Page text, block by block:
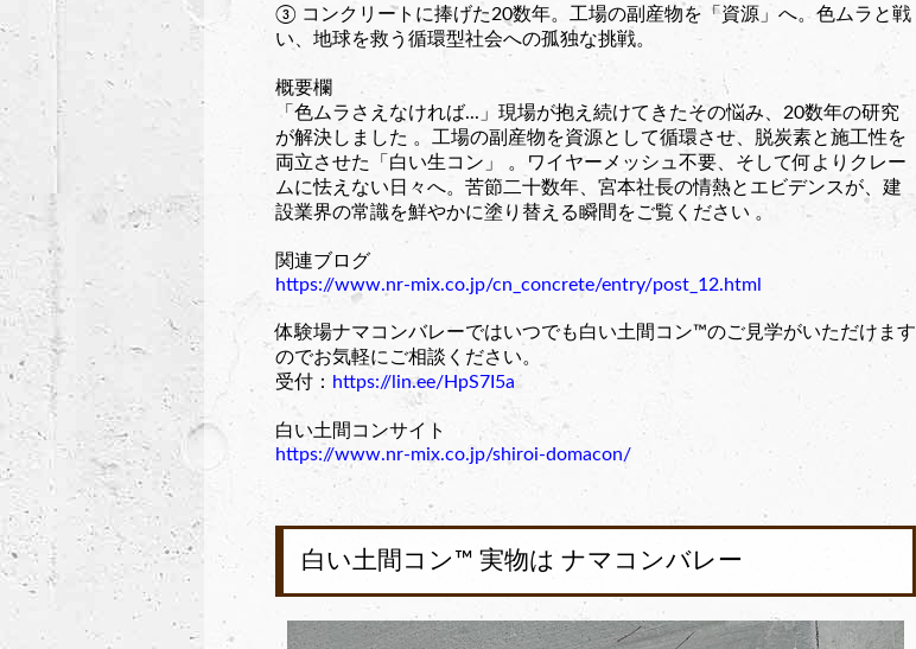
③ コンクリートに捧げた20数年。工場の副産物を「資源」へ。色ムラと戦
い、地球を救う循環型社会への孤独な挑戦。
概要欄
「色ムラさえなければ...」現場が抱え続けてきたその悩み、20数年の研究
が解決しました 。工場の副産物を資源として循環させ、脱炭素と施工性を
両立させた「白い生コン」 。ワイヤーメッシュ不要、そして何よりクレー
ムに怯えない日々へ。苦節二十数年、宮本社長の情熱とエビデンスが、建
設業界の常識を鮮やかに塗り替える瞬間をご覧ください 。
関連ブログ
https://www.nr-mix.co.jp/cn_concrete/entry/post_12.html
体験場ナマコンバレーではいつでも白い土間コン™︎のご見学がいただけます
のでお気軽にご相談ください。
受付： https://lin.ee/HpS7I5a
白い土間コンサイト
https://www.nr-mix.co.jp/shiroi-domacon/
白い土間コン™︎ 実物は ナマコンバレー